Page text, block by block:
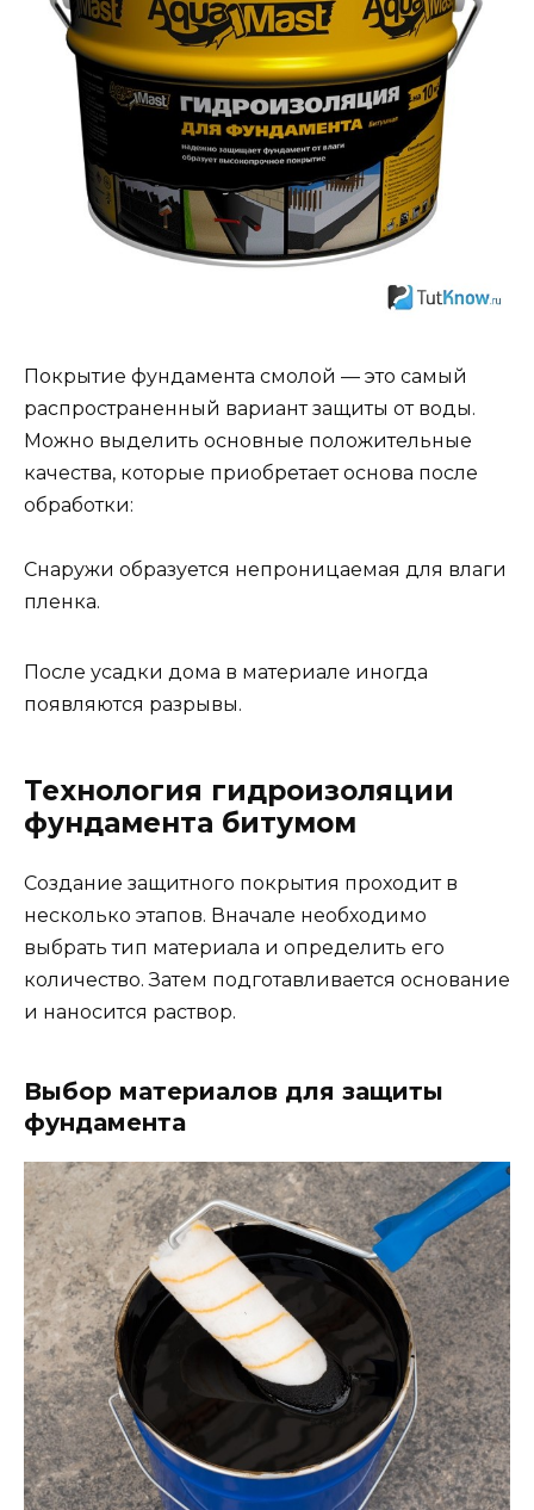
Покрытие фундамента смолой — это самый
распространенный вариант защиты от воды.
Можно выделить основные положительные
качества, которые приобретает основа после
обработки:
Снаружи образуется непроницаемая для влаги
пленка.
После усадки дома в материале иногда
появляются разрывы.
Технология гидроизоляции
фундамента битумом
Создание защитного покрытия проходит в
несколько этапов. Вначале необходимо
выбрать тип материала и определить его
количество. Затем подготавливается основание
и наносится раствор.
Выбор материалов для защиты
фундамента